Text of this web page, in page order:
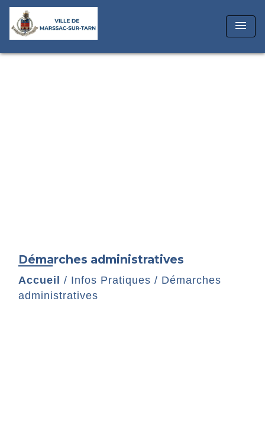
menu
Démarches administratives
Accueil / Infos Pratiques / Démarches
administratives